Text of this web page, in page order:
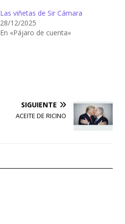
Las viñetas de Sir Cámara
28/12/2025
En «Pájaro de cuenta»
SIGUIENTE
ACEITE DE RICINO